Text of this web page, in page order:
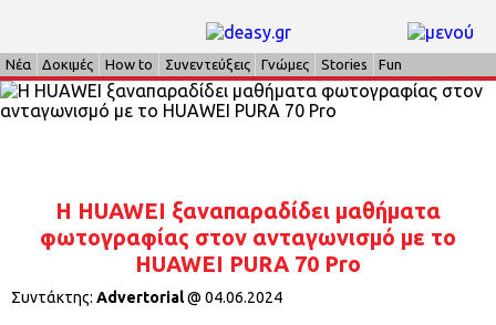
Νέα Δοκιμές How to Συνεντεύξεις Γνώμες Stories Fun
H HUAWEI ξαναπαραδίδει μαθήματα
φωτογραφίας στον ανταγωνισμό με τo
HUAWEI PURA 70 Pro
Συντάκτης: Advertorial@ 04.06.2024